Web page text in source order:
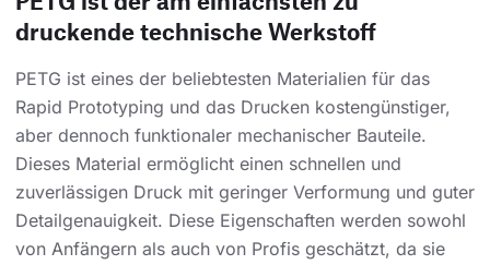
druckende technische Werkstoff
PETG ist eines der beliebtesten Materialien für das
Rapid Prototyping und das Drucken kostengünstiger,
aber dennoch funktionaler mechanischer Bauteile.
Dieses Material ermöglicht einen schnellen und
zuverlässigen Druck mit geringer Verformung und guter
Detailgenauigkeit. Diese Eigenschaften werden sowohl
von Anfängern als auch von Profis geschätzt, da sie